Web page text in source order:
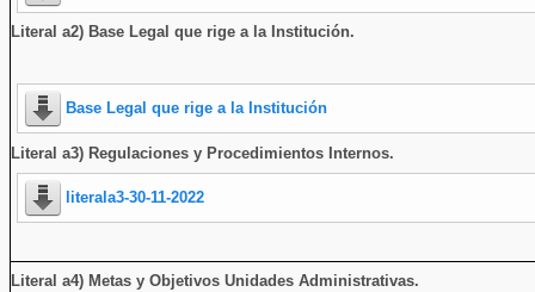
Literal a2) Base Legal que rige a la Institución.
Base Legal que rige a la Institución
Literal a3) Regulaciones y Procedimientos Internos.
literala3-30-11-2022
Literal a4) Metas y Objetivos Unidades Administrativas.